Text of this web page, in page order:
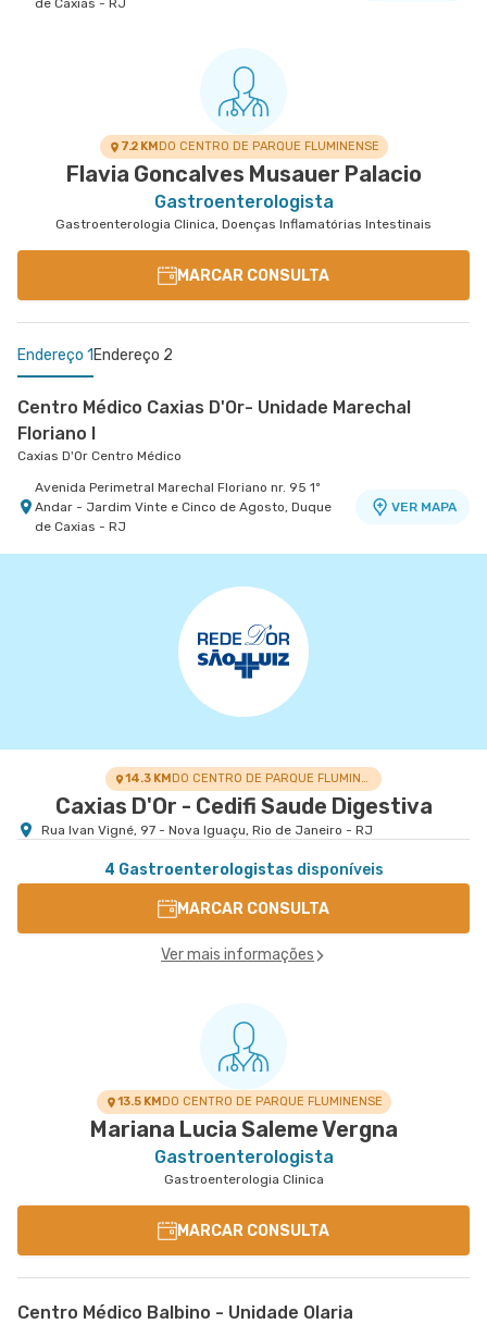
de Caxias - RJ
7.2 KMDO CENTRO DE PARQUE FLUMINENSE
Flavia Goncalves Musauer Palacio
Gastroenterologista
Gastroenterologia Clinica, Doenças Inflamatórias Intestinais
MARCAR CONSULTA
Endereço 1 Endereço 2
Centro Médico Caxias D'Or- Unidade Marechal
Floriano I
Caxias D'Or Centro Médico
Avenida Perimetral Marechal Floriano nr. 95 1º
Andar - Jardim Vinte e Cinco de Agosto, Duque
de Caxias - RJ
VER MAPA
Centro Medico Norte D'Or- Unidade Cascadura
Rua Carolina Machado nr. 38 - Cascadura, Rio de
14.3 KM DO CENTRO DE PARQUE FLUMINENSE
Caxias D'Or - Cedifi Saude Digestiva
Rua Ivan Vigné, 97 - Nova Iguaçu, Rio de Janeiro - RJ
4 Gastroenterologistas disponíveis
MARCAR CONSULTA
Ver mais informações
13.5 KMDO CENTRO DE PARQUE FLUMINENSE
Mariana Lucia Saleme Vergna
Gastroenterologista
Gastroenterologia Clinica
MARCAR CONSULTA
Centro Médico Balbino - Unidade Olaria